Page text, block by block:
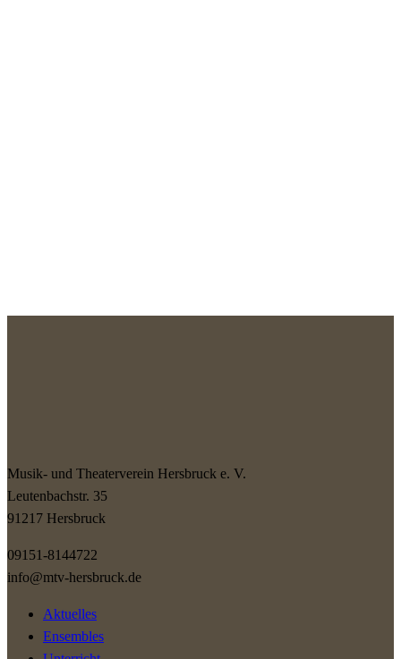
Musik- und Theaterverein Hersbruck e. V.
Leutenbachstr. 35
91217 Hersbruck
09151-8144722
info@mtv-hersbruck.de
Aktuelles
Ensembles